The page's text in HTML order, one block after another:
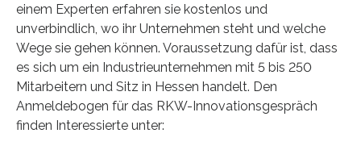
einem Experten erfahren sie kostenlos und
unverbindlich, wo ihr Unternehmen steht und welche
Wege sie gehen können. Voraussetzung dafür ist, dass
es sich um ein Industrieunternehmen mit 5 bis 250
Mitarbeitern und Sitz in Hessen handelt. Den
Anmeldebogen für das RKW-Innovationsgespräch
finden Interessierte unter: